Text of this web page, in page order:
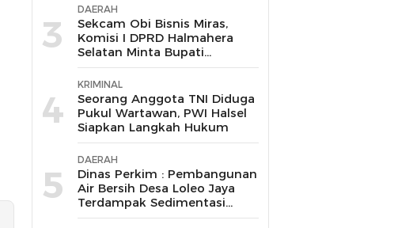
3
DAERAH
Sekcam Obi Bisnis Miras,
Komisi I DPRD Halmahera
Selatan Minta Bupati
Bertindak Tegas
4
KRIMINAL
Seorang Anggota TNI Diduga
Pukul Wartawan, PWI Halsel
Siapkan Langkah Hukum
5
DAERAH
Dinas Perkim : Pembangunan
Air Bersih Desa Loleo Jaya
Terdampak Sedimentasi
Suda Diperbaiki